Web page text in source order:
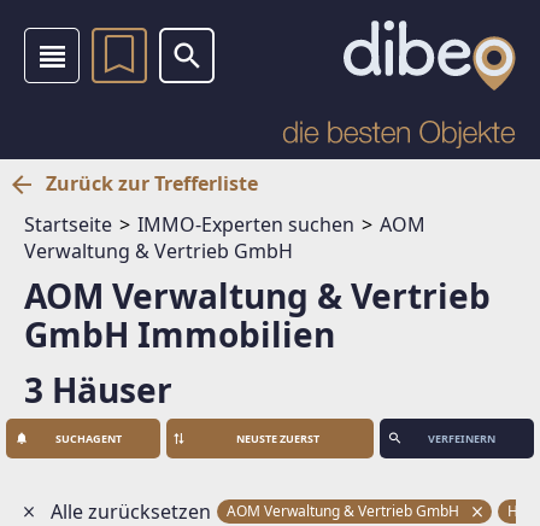
Zurück zur Trefferliste
Startseite
IMMO-Experten suchen
AOM
Verwaltung & Vertrieb GmbH
AOM Verwaltung & Vertrieb
GmbH Immobilien
3 Häuser
SUCHAGENT VERFEINERN
Alle zurücksetzen AOM Verwaltung & Vertrieb GmbH